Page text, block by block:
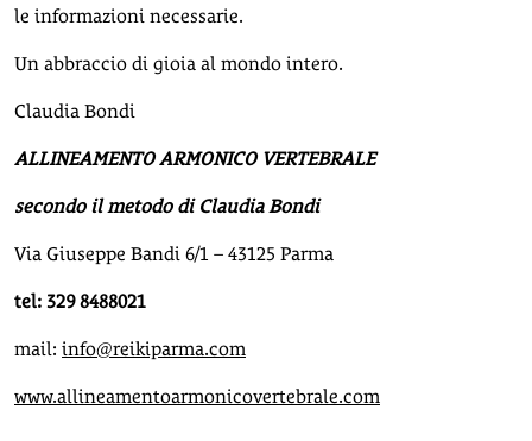
le informazioni necessarie.
Un abbraccio di gioia al mondo intero.
Claudia Bondi
ALLINEAMENTO ARMONICO VERTEBRALE
secondo il metodo di Claudia Bondi
Via Giuseppe Bandi 6/1 – 43125 Parma
tel: 329 8488021
mail: info@reikiparma.com
www.allineamentoarmonicovertebrale.com